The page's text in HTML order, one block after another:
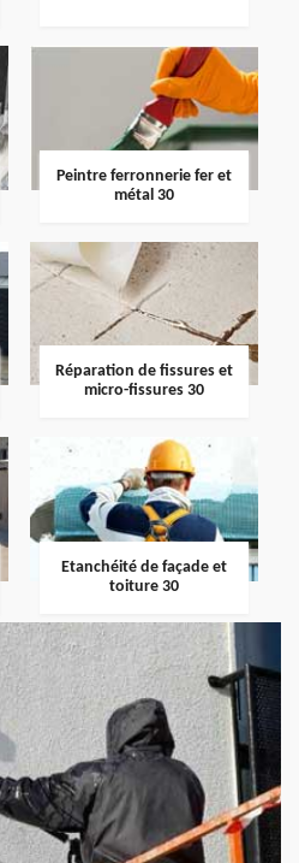
Peintre ferronnerie fer et
métal 30
Réparation de fissures et
micro-fissures 30
Etanchéité de façade et
toiture 30